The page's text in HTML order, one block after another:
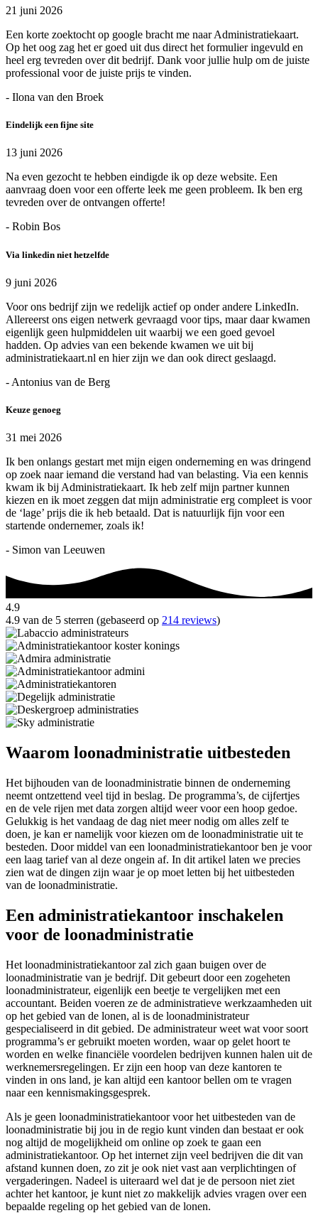
21 juni 2026
Een korte zoektocht op google bracht me naar Administratiekaart.
Op het oog zag het er goed uit dus direct het formulier ingevuld en
heel erg tevreden over dit bedrijf. Dank voor jullie hulp om de juiste
professional voor de juiste prijs te vinden.
- Ilona van den Broek
Eindelijk een fijne site
13 juni 2026
Na even gezocht te hebben eindigde ik op deze website. Een
aanvraag doen voor een offerte leek me geen probleem. Ik ben erg
tevreden over de ontvangen offerte!
- Robin Bos
Via linkedin niet hetzelfde
9 juni 2026
Voor ons bedrijf zijn we redelijk actief op onder andere LinkedIn.
Allereerst ons eigen netwerk gevraagd voor tips, maar daar kwamen
eigenlijk geen hulpmiddelen uit waarbij we een goed gevoel
hadden. Op advies van een bekende kwamen we uit bij
administratiekaart.nl en hier zijn we dan ook direct geslaagd.
- Antonius van de Berg
Keuze genoeg
31 mei 2026
Ik ben onlangs gestart met mijn eigen onderneming en was dringend
op zoek naar iemand die verstand had van belasting. Via een kennis
kwam ik bij Administratiekaart. Ik heb zelf mijn partner kunnen
kiezen en ik moet zeggen dat mijn administratie erg compleet is voor
de ‘lage’ prijs die ik heb betaald. Dat is natuurlijk fijn voor een
startende ondernemer, zoals ik!
- Simon van Leeuwen
4.9
4.9 van de 5 sterren (gebaseerd op 214 reviews)
Waarom loonadministratie uitbesteden
Het bijhouden van de loonadministratie binnen de onderneming
neemt ontzettend veel tijd in beslag. De programma’s, de cijfertjes
en de vele rijen met data zorgen altijd weer voor een hoop gedoe.
Gelukkig is het vandaag de dag niet meer nodig om alles zelf te
doen, je kan er namelijk voor kiezen om de loonadministratie uit te
besteden. Door middel van een loonadministratiekantoor ben je voor
een laag tarief van al deze ongein af. In dit artikel laten we precies
zien wat de dingen zijn waar je op moet letten bij het uitbesteden
van de loonadministratie.
Een administratiekantoor inschakelen
voor de loonadministratie
Het loonadministratiekantoor zal zich gaan buigen over de
loonadministratie van je bedrijf. Dit gebeurt door een zogeheten
loonadministrateur, eigenlijk een beetje te vergelijken met een
accountant. Beiden voeren ze de administratieve werkzaamheden uit
op het gebied van de lonen, al is de loonadministrateur
gespecialiseerd in dit gebied. De administrateur weet wat voor soort
programma’s er gebruikt moeten worden, waar op gelet hoort te
worden en welke financiële voordelen bedrijven kunnen halen uit de
werknemersregelingen. Er zijn een hoop van deze kantoren te
vinden in ons land, je kan altijd een kantoor bellen om te vragen
naar een kennismakingsgesprek.
Als je geen loonadministratiekantoor voor het uitbesteden van de
loonadministratie bij jou in de regio kunt vinden dan bestaat er ook
nog altijd de mogelijkheid om online op zoek te gaan een
administratiekantoor. Op het internet zijn veel bedrijven die dit van
afstand kunnen doen, zo zit je ook niet vast aan verplichtingen of
vergaderingen. Nadeel is uiteraard wel dat je de persoon niet ziet
achter het kantoor, je kunt niet zo makkelijk advies vragen over een
bepaalde regeling op het gebied van de lonen.